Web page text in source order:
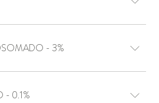
ÁCIDO LÁCTICO LIPOSOMADO - 3%
ÁCIDO HIALURÓNICO - 0.1%